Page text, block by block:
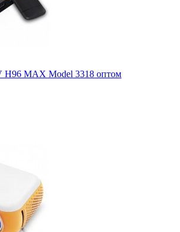
H96 MAX Model 3318 оптом